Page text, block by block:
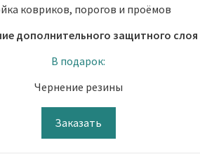
ковриков, порогов и проёмов
дополнительного защитного слоя
В подарок:
Чернение резины
Заказать